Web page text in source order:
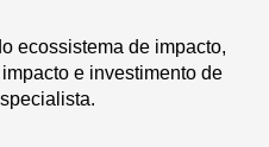
ecossistema de impacto,
e investimento de